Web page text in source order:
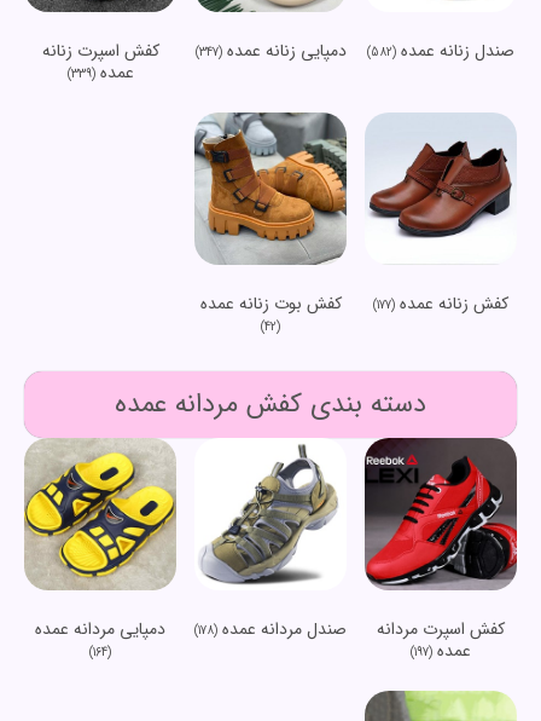
صندل زنانه عمده (582) دمپایی زنانه عمده(347)
کفش اسپرت زنانه
عمده(339)
کفش زنانه عمده (177) کفش بوت زنانه عمده
(42)
دسته بندی کفش مردانه عمده
کفش اسپرت مردانه
عمده (197)
صندل مردانه عمده (178) دمپایی مردانه عمده
(164)